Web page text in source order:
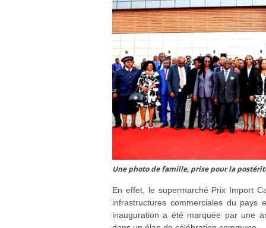
Une photo de famille, prise pour la
En effet, le supermarché Prix Import
infrastructures commerciales du pays
inauguration a été marquée par une